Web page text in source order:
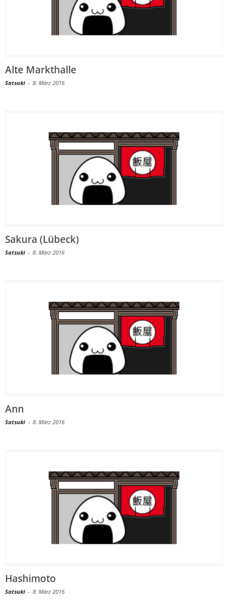
Alte Markthalle
Satsuki - 8. März 2016
Sakura (Lübeck)
Satsuki - 8. März 2016
Ann
Satsuki - 8. März 2016
Hashimoto
Satsuki - 8. März 2016